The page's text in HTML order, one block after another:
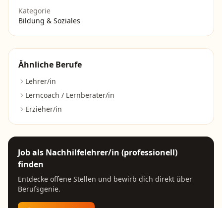
Kategorie
Bildung & Soziales
Ähnliche Berufe
Lehrer/in
Lerncoach / Lernberater/in
Erzieher/in
Job als Nachhilfelehrer/in (professionell)
finden
Entdecke offene Stellen und bewirb dich direkt über
Berufsgenie.